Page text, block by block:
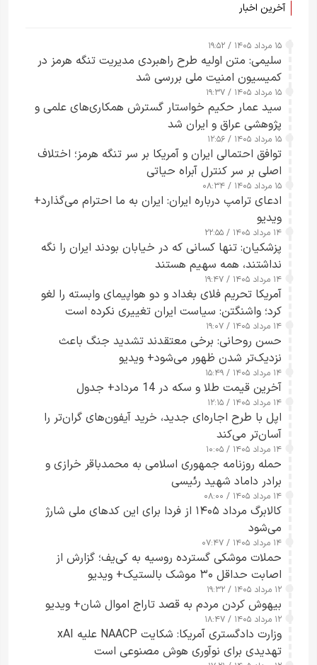
آخرین اخبار
۱۵ مرداد ۱۴۰۵ / ۱۹:۵۲
سلیمی: متن اولیه طرح راهبردی مدیریت تنگه هرمز در
کمیسیون امنیت ملی بررسی شد
۱۵ مرداد ۱۴۰۵ / ۱۹:۳۷
سید عمار حکیم خواستار گسترش همکاری‌های علمی و
پژوهشی عراق و ایران شد
۱۵ مرداد ۱۴۰۵ / ۱۲:۵۶
توافق احتمالی ایران و آمریکا بر سر تنگه هرمز؛ اختلاف
اصلی بر سر کنترل آبراه حیاتی
۱۵ مرداد ۱۴۰۵ / ۰۸:۳۴
ادعای ترامپ درباره ایران: ایران به ما احترام می‌گذارد+
ویدیو
۱۴ مرداد ۱۴۰۵ / ۲۲:۵۵
پزشکیان: تنها کسانی که در خیابان بودند ایران را نگه
نداشتند، همه سهیم هستند
۱۴ مرداد ۱۴۰۵ / ۱۹:۴۷
آمریکا تحریم فلای بغداد و دو هواپیمای وابسته را لغو
کرد؛ واشنگتن: سیاست ایران تغییری نکرده است
۱۴ مرداد ۱۴۰۵ / ۱۹:۰۷
حسن روحانی: برخی معتقدند تشدید جنگ باعث
نزدیک‌تر شدن ظهور می‌شود+ ویدیو
۱۴ مرداد ۱۴۰۵ / ۱۵:۴۹
آخرین قیمت طلا و سکه در 14 مرداد+ جدول
۱۴ مرداد ۱۴۰۵ / ۱۲:۱۵
اپل با طرح اجاره‌ای جدید، خرید آیفون‌های گران‌تر را
آسان‌تر می‌کند
۱۴ مرداد ۱۴۰۵ / ۱۰:۰۵
حمله روزنامه جمهوری اسلامی به محمدباقر خرازی و
برادر داماد شهید رئیسی
۱۴ مرداد ۱۴۰۵ / ۰۸:۰۰
کالابرگ مرداد ۱۴۰۵ از فردا برای این کدهای ملی شارژ
می‌شود
۱۴ مرداد ۱۴۰۵ / ۰۷:۴۷
حملات موشکی گسترده روسیه به کی‌یف؛ گزارش از
اصابت حداقل ۳۰ موشک بالستیک+ ویدیو
۱۲ مرداد ۱۴۰۵ / ۱۹:۳۲
بیهوش کردن مردم به قصد تاراج اموال شان+ ویدیو
۱۲ مرداد ۱۴۰۵ / ۱۸:۴۷
وزارت دادگستری آمریکا: شکایت NAACP علیه xAI
تهدیدی برای نوآوری هوش مصنوعی است